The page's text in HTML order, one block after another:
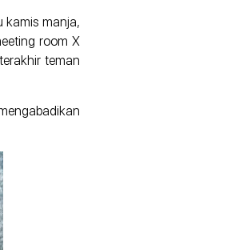
kamis manja,
room X
teman